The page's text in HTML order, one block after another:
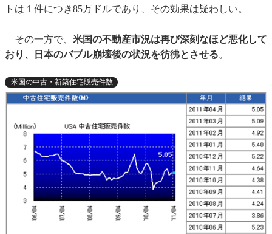
トは１件につき85万ドルであり、その効果は疑わしい。
その一方で、 米国の不動産市況は再び深刻なほど悪化して
おり、日本のバブル崩壊後の状況を彷彿とさせる。
米国の中古・新築住宅販売件数